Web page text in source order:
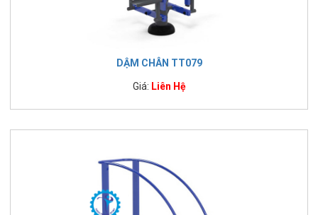
DẬM CHÂN TT079
Giá: Liên Hệ